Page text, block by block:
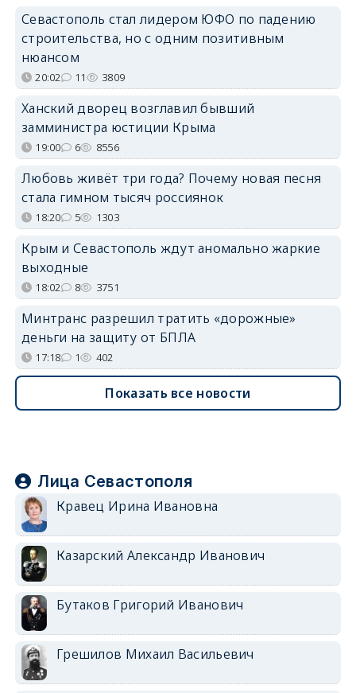
Севастополь стал лидером ЮФО по падению
строительства, но с одним позитивным
нюансом
20:02 11 3809
Ханский дворец возглавил бывший
замминистра юстиции Крыма
19:00 6 8556
Любовь живёт три года? Почему новая песня
стала гимном тысяч россиянок
18:20 5 1303
Крым и Севастополь ждут аномально жаркие
выходные
18:02 8 3751
Минтранс разрешил тратить «дорожные»
деньги на защиту от БПЛА
17:18 1 402
Показать все новости
Лица Севастополя
Кравец Ирина Ивановна
Казарский Александр Иванович
Бутаков Григорий Иванович
Грешилов Михаил Васильевич